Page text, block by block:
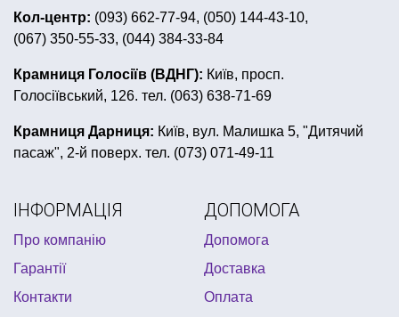
купити все для день народження в стилі футбол
кульки на дівич вечір
все для дівич вечора купити
гавайська вечірка костюм
атрибутика на день народження щенячий патруль
товари для дня народження крижане серце
повітряні кульки черкаси
купити свічку
шляпи на хелловін купити україна
дитячі карнавальні костюми хмельницький
купити костюми для аніматорів
Кол-центр: (093) 662-77-94, (050) 144-43-10,
(067) 350-55-33, (044) 384-33-84
Крамниця Голосіїв (ВДНГ): Київ, просп.
Голосіївський, 126. тел. (063) 638-71-69
Крамниця Дарниця: Київ, вул. Малишка 5, "Дитячий
пасаж", 2-й поверх. тел. (073) 071-49-11
ІНФОРМАЦІЯ
Про компанію
Гарантії
Контакти
ДОПОМОГА
Допомога
Доставка
Оплата